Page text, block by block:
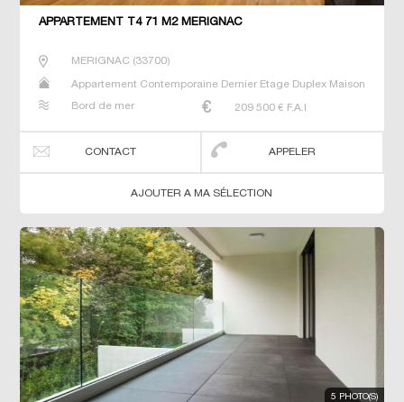
APPARTEMENT T4 71 M2 MERIGNAC
MERIGNAC(33700)
Appartement Contemporaine Dernier Etage Duplex Maison
Bord de mer
209 500 € F.A.I
CONTACT APPELER
AJOUTER A MA SÉLECTION
5 PHOTO(S)